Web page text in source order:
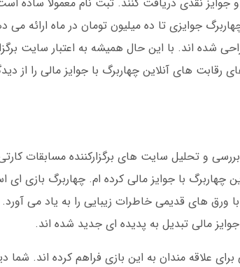
جوایزی تا ده میلیون تومان در ماه ارائه می
شده اند. با این حال همیشه به اعتبار سایت
رقابت های آنلاین چهاربرگ با جوایز مالی را از
و تحلیل سایت های برگزارکننده مسابقات
با جوایز مالی کرده ام. چهاربرگ بازی ای
های قدیمی خاطرات زیبایی را به یاد می آورد.
مالی تبدیل به پدیده ای جدید شده اند.
علاقه مندان به این بازی فراهم کرده اند. شما